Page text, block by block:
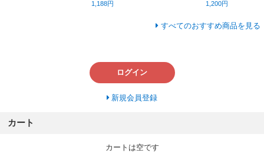
1,188円 1,200円
すべてのおすすめ商品を見る
ログイン
新規会員登録
カート
カートは空です